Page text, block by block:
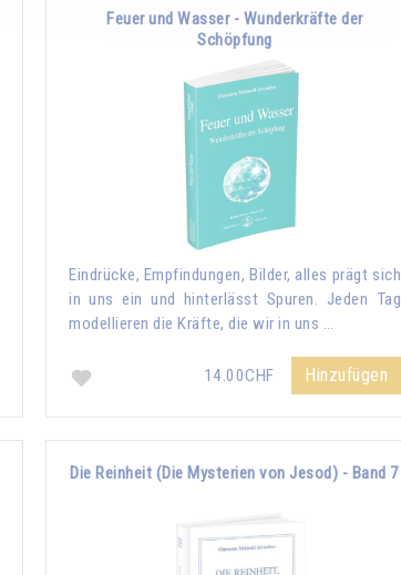
Feuer und Wasser - Wunderkräfte der
Schöpfung
Eindrücke, Empfindungen, Bilder, alles prägt sich
in uns ein und hinterlässt Spuren. Jeden Tag
modellieren die Kräfte, die wir in uns …
14.00CHF Hinzufügen
Die Reinheit (Die Mysterien von Jesod) - Band 7